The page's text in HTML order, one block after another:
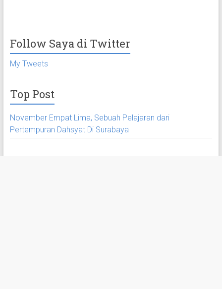
Follow Saya di Twitter
My Tweets
Top Post
November Empat Lima, Sebuah Pelajaran dari
Pertempuran Dahsyat Di Surabaya